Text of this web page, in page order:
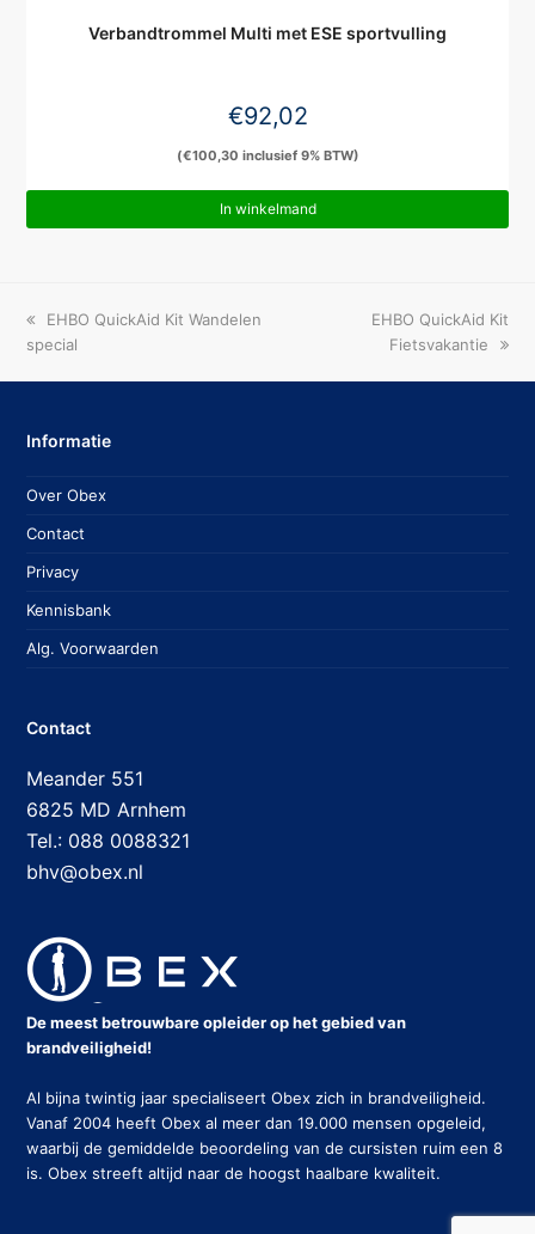
Verbandtrommel Multi met ESE sportvulling
€92,02
(€100,30 inclusief 9% BTW)
In winkelmand
previous
post:
EHBO QuickAid Kit Wandelen
special
next
post:
EHBO QuickAid Kit
Fietsvakantie
Informatie
Over Obex
Contact
Privacy
Kennisbank
Alg. Voorwaarden
Contact
Meander 551
6825 MD Arnhem
Tel.: 088 0088321
bhv@obex.nl
De meest betrouwbare opleider op het gebied van
brandveiligheid!
Al bijna twintig jaar specialiseert Obex zich in brandveiligheid.
Vanaf 2004 heeft Obex al meer dan 19.000 mensen opgeleid,
waarbij de gemiddelde beoordeling van de cursisten ruim een 8
is. Obex streeft altijd naar de hoogst haalbare kwaliteit.